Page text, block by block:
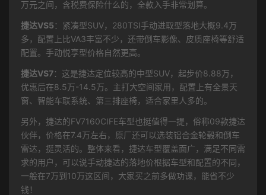
万元之间，含税费保险什么的，全款入手非常划算。
捷达VS5 ：紧凑型SUV，280TSI手动进取型落地大概9.4万
多，配置上比VA3丰富不少，还带倒车影像、皮质座椅等舒适
配置。手动悦享型价格自然更高。
捷达VS7 ：这是捷达定位较高的中型SUV，起步价8.88万，
优惠后在8.5万-14.5万。主打大空间家用，配置上有全景天
窗、智能车联系统、第三排座椅，适合家里人多的。
另外，捷达的FV7160CIFE车型也挺值得一提，俗称09款捷达
伙伴，价格在7.4万左右，原厂还可以选装铝合金轮毂和倒车
雷达，挺灵活的。整体来看，捷达车型覆盖面广，满足不同需
求的用户，可以说手动捷达的落地价根据车型和配置的不同，
一般在7万到10万这区间，大家买之前多做功课，能省不少
钱！